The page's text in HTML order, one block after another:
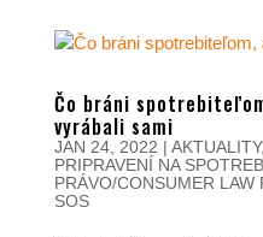
Čo bráni
vyrábali sami
JAN 24, 2022 | AKTUALITY,
PRIPRAVENÍ NA
PRÁVO/CONSUMER LAW
SOS